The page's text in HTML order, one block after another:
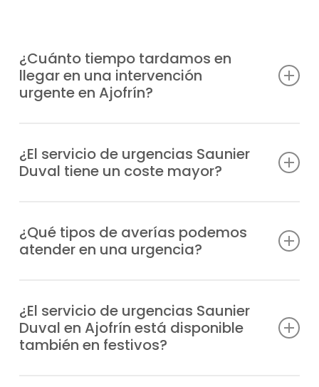
¿Cuánto tiempo tardamos en
llegar en una intervención
urgente en Ajofrín?
estratégicamente para llegar a tu
ubicación en Ajofrín lo antes posible,
¿El servicio de urgencias Saunier
Duval tiene un coste mayor?
fuera del horario normal, el servicio de
urgencias tiene un recargo, que te
¿Qué tipos de averías podemos
atender en una urgencia?
encendido y fugas, hasta fallos en la
presión, bloqueos o errores de
funcionamiento en cualquier equipo
¿El servicio de urgencias Saunier
Duval en Ajofrín está disponible
también en festivos?